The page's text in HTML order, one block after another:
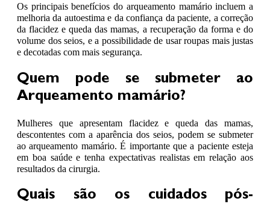
Os principais benefícios do arqueamento mamário incluem a
melhoria da autoestima e da confiança da paciente, a correção
da flacidez e queda das mamas, a recuperação da forma e do
volume dos seios, e a possibilidade de usar roupas mais justas
e decotadas com mais segurança.
Quem pode se submeter ao
Arqueamento mamário?
Mulheres que apresentam flacidez e queda das mamas,
descontentes com a aparência dos seios, podem se submeter
ao arqueamento mamário. É importante que a paciente esteja
em boa saúde e tenha expectativas realistas em relação aos
resultados da cirurgia.
Quais são os cuidados pós-